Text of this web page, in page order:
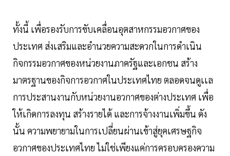
ทั้งนี้ เพื่อรองรับการขับเคลื่อนอุตสาหกรรมอวกาศของ
ประเทศ ส่งเสริมและอำนวยความสะดวกในการดำเนิน
กิจกรรมอวกาศของหน่วยงานภาครัฐและเอกชน สร้าง
มาตรฐานของกิจการอวกาศในประเทศไทย ตลอดจนดูเเล
การประสานงานกับหน่วยงานอวกาศของต่างประเทศ เพื่อ
ให้เกิดการลงทุน สร้างรายได้ และการจ้างงานเพิ่มขึ้น ดัง
นั้น ความพยายามในการเปลี่ยนผ่านเข้าสู่ยุคเศรษฐกิจ
อวกาศของประเทศไทย ไม่ใช่เพียงแค่การครอบครองความ